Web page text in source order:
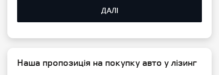
ДАЛІ
Наша пропозиція на покупку авто у лізинг